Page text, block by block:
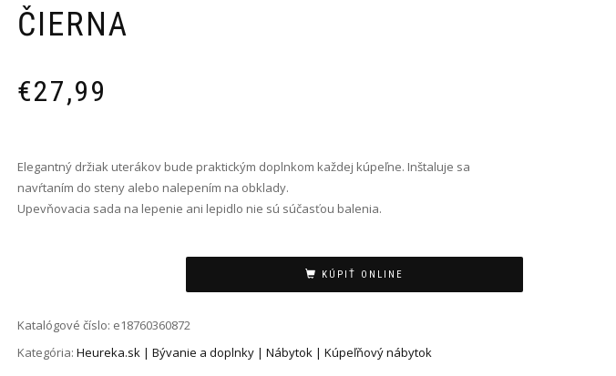
ČIERNA
€27,99
Elegantný držiak uterákov bude praktickým doplnkom každej kúpeľne. Inštaluje sa
navŕtaním do steny alebo nalepením na obklady.
Upevňovacia sada na lepenie ani lepidlo nie sú súčasťou balenia.
KÚPIŤ ONLINE
Katalógové číslo: e18760360872
Kategória: Heureka.sk | Bývanie a doplnky | Nábytok | Kúpeľňový nábytok